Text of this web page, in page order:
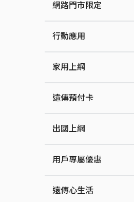
網路門市限定
行動應用
家用上網
遠傳預付卡
出國上網
用戶專屬優惠
遠傳心生活